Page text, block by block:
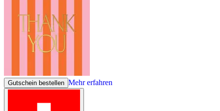
Gutschein bestellen Mehr erfahren